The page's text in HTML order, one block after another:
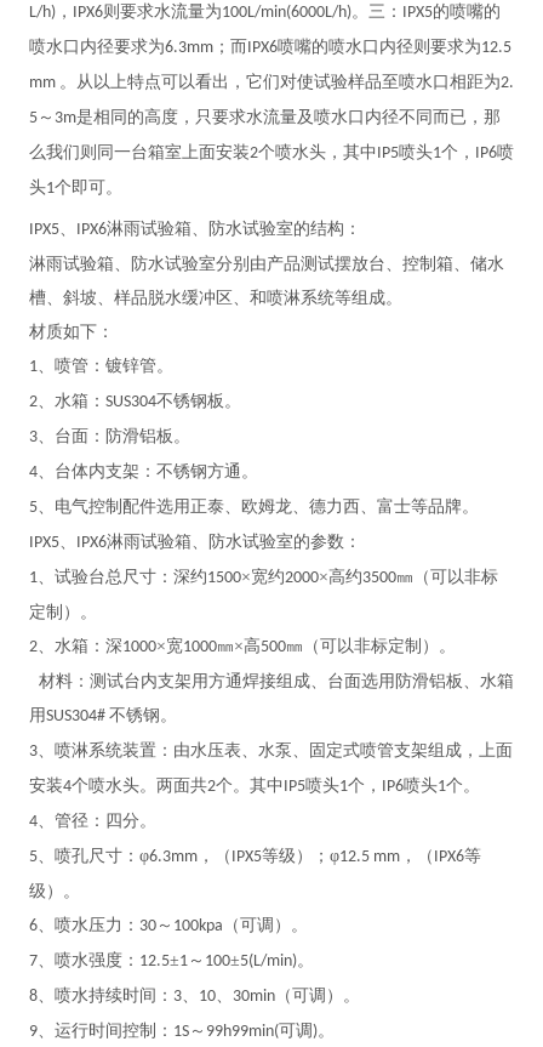
L/h)， IPX6则要求水流量为100L/min(6000L/h)。三： IPX5的喷嘴的
喷水口内径要求为6.3mm；而 IPX6喷嘴的喷水口内径则要求为12.5
mm 。从以上特点可以看出，它们对使试验样品至喷水口相距为2.
5～ 3m是相同的高度，只要求水流量及喷水口内径不同而已，那
么我们则同一台箱室上面安装2个喷水头，其中 IP5喷头1个， IP6喷
头1个即可。
IPX5、 IPX6淋雨试验箱、防水试验室的结构：
淋雨试验箱、防水试验室分别由产品测试摆放台、控制箱、储水
槽、斜坡、样品脱水缓冲区、和喷淋系统等组成。
材质如下：
1、喷管：镀锌管。
2、水箱： SUS304不锈钢板。
3、台面：防滑铝板。
4、台体内支架：不锈钢方通。
5、电气控制配件选用正泰、欧姆龙、德力西、富士等品牌。
IPX5、 IPX6淋雨试验箱、防水试验室的参数：
1、试验台总尺寸：深约1500×宽约2000×高约3500㎜（可以非标
定制）。
2、水箱：深1000×宽1000㎜×高500㎜（可以非标定制）。
材料：测试台内支架用方通焊接组成、台面选用防滑铝板、水箱
用SUS304# 不锈钢。
3、喷淋系统装置：由水压表、水泵、固定式喷管支架组成，上面
安装4个喷水头。两面共2个。其中 IP5喷头1个， IP6喷头1个。
4、管径：四分。
5、喷孔尺寸：φ6.3mm，（ IPX5等级）；φ12.5 mm，（ IPX6等
级）。
6、喷水压力： 30～ 100kpa （可调）。
7、喷水强度： 12.5±1～ 100±5(L/min)。
8、喷水持续时间： 3、 10、 30min（可调）。
9、运行时间控制： 1S～ 99h99min(可调 )。